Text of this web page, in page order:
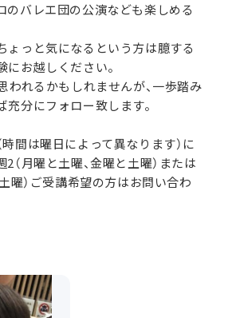
のバレエ団の公演なども楽しめる
ょっと気になるという方は臆する
お越しください。
われるかもしれませんが、一歩踏み
分にフォロー致します。
間は曜日によって異なります）に
（月曜と土曜、金曜と土曜）または
土曜）ご受講希望の方はお問い合わ